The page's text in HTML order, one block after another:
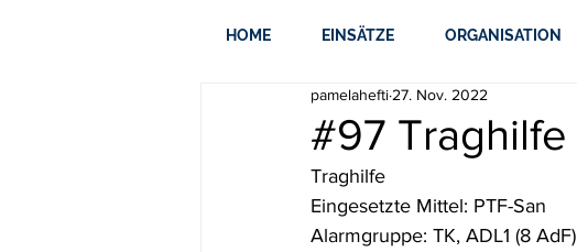
HOME EINSÄTZE ORGANISATION
#97 Traghilfe
pamelahefti 27. Nov. 2022
Traghilfe
Eingesetzte Mittel: PTF-San
Alarmgruppe: TK, ADL1 (8 AdF)